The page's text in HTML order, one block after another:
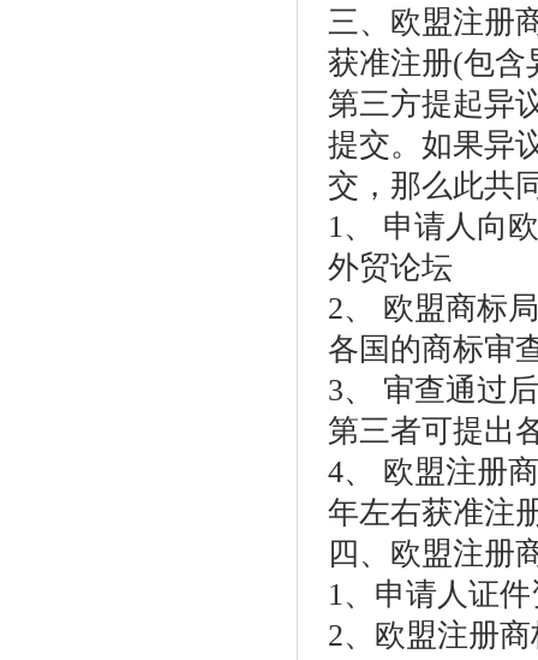
三、欧盟注册
获准注册(包含
第三方提起异
提交。如果异
交，那么此共
1、 申请人向
外贸论坛
2、 欧盟商标
各国的商标审
3、 审查通过
第三者可提出
4、 欧盟注册
年左右获准注
四、欧盟注册
1、申请人证
2、欧盟注册